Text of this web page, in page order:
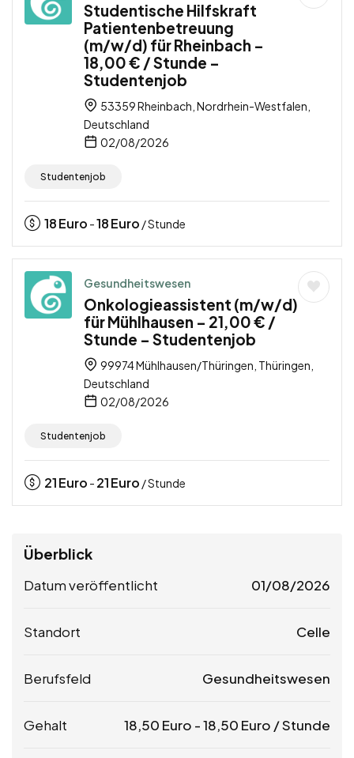
Studentische Hilfskraft
Patientenbetreuung
(m/w/d) für Rheinbach –
18,00 € / Stunde –
Studentenjob
53359 Rheinbach, Nordrhein-Westfalen,
Deutschland
02/08/2026
Studentenjob
18Euro -18Euro / Stunde
Gesundheitswesen
Onkologieassistent (m/w/d)
für Mühlhausen – 21,00 € /
Stunde – Studentenjob
99974 Mühlhausen/Thüringen, Thüringen,
Deutschland
02/08/2026
Studentenjob
21Euro - 21Euro / Stunde
Überblick
Datum veröffentlicht 01/08/2026
Standort Celle
Berufsfeld Gesundheitswesen
Gehalt 18,50 Euro -18,50 Euro / Stunde